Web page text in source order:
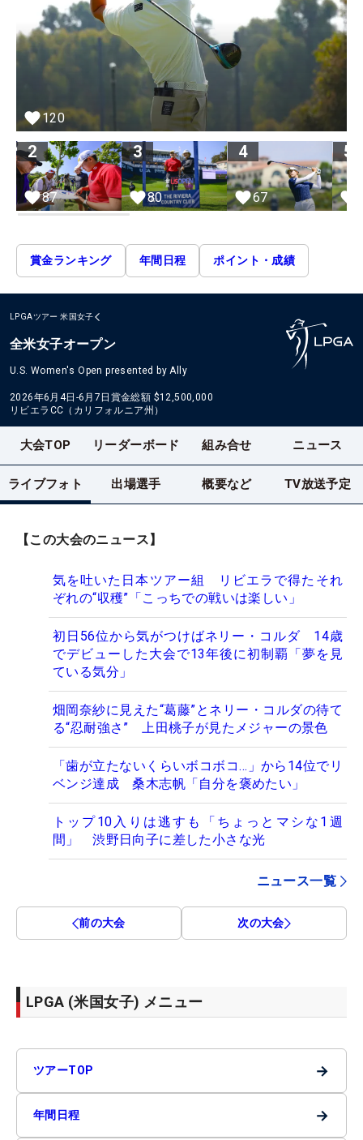
120
2
87
3
80
4
67
5
賞金ランキング 年間日程 ポイント・成績
LPGAツアー 米国女子
全米女子オープン
U.S. Women's Open presented by Ally
2026年6月4日-6月7日 賞金総額 $12,500,000
リビエラCC（カリフォルニア州）
大会TOP リーダーボード 組み合せ ニュース
ライブフォト 出場選手 概要など TV放送予定
【この大会のニュース】
気を吐いた日本ツアー組 リビエラで得たそれ
ぞれの“収穫”「こっちでの戦いは楽しい」
初日56位から気がつけばネリー・コルダ 14歳
でデビューした大会で13年後に初制覇「夢を見
ている気分」
畑岡奈紗に見えた“葛藤”とネリー・コルダの待て
る“忍耐強さ” 上田桃子が見たメジャーの景色
「歯が立たないくらいボコボコ…」から14位でリ
ベンジ達成 桑木志帆「自分を褒めたい」
トップ10入りは逃すも「ちょっとマシな1週
間」 渋野日向子に差した小さな光
ニュース一覧
前の大会 次の大会
LPGA (米国女子) メニュー
ツアーTOP →
年間日程 →